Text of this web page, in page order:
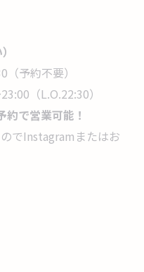
（予約不要）
（L.O.22:30）
約で営業可能！
でInstagramまたはお